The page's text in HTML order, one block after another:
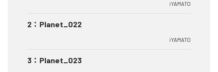
iYAMATO
2 ： Planet_022
iYAMATO
3 ： Planet_023